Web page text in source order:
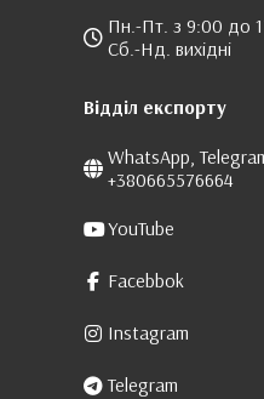
Пн.-Пт. з 9:00 до
Сб.-Нд. вихідні
Відділ експорту
WhatsApp,
+380665576664
YouTube
Facebbok
Instagram
Telegram